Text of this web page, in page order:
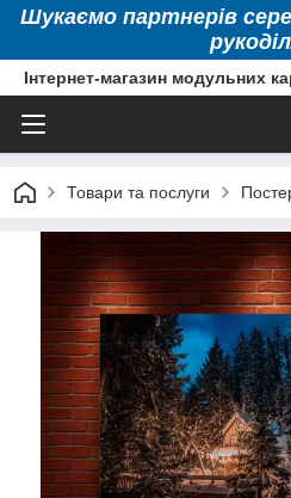
Шукаємо партнерів
Інтернет-магазин модульних
Товари та послуги